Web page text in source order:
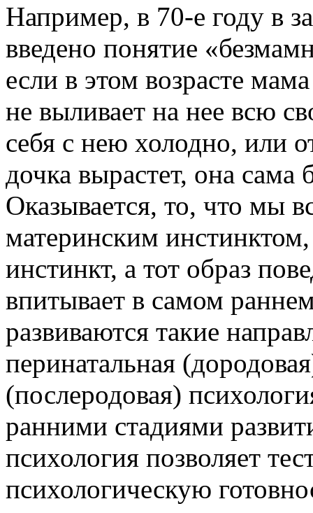
Например, в 70-е году в
введено понятие
если в этом возрасте
не выливает на нее всю
себя с нею холодно, или
дочка вырастет, она сама
Оказывается, то, что мы
материнским
инстинкт, а тот образ
впитывает в самом
развиваются такие
перинатальная
(послеродовая)
ранними стадиями
психология позволяет
психологическую